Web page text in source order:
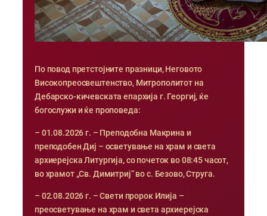
По повод претстојните празници, Неговото
Високопреосвештенство, Митрополитот на
Дебарско-кичевската епархија г. Георгиј, ќе
богослужи и ќе проповеда:
– 01.08.2026 г. – Преподобна Макрина и
преподобен Диј – осветување на храм и света
архиерејска Литургија, со почеток во 08:45 часот,
во храмот „Св. Димитриј“ во с. Безово, Струга.
– 02.08.2026 г. – Свети пророк Илија –
преосветување на храм и света архиерејска